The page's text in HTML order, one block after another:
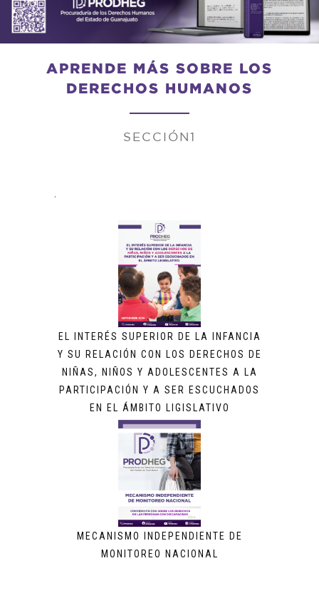
APRENDE MÁS SOBRE LOS
DERECHOS HUMANOS
SECCIÓN1
.
EL INTERÉS SUPERIOR DE LA INFANCIA
Y SU RELACIÓN CON LOS DERECHOS DE
NIÑAS, NIÑOS Y ADOLESCENTES A LA
PARTICIPACIÓN Y A SER ESCUCHADOS
EN EL ÁMBITO LIGISLATIVO
MECANISMO INDEPENDIENTE DE
MONITOREO NACIONAL